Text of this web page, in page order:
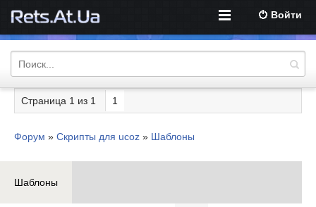
Войти
Страница 1 из 1 1
Форум » Скрипты для ucoz » Шаблоны
Шаблоны